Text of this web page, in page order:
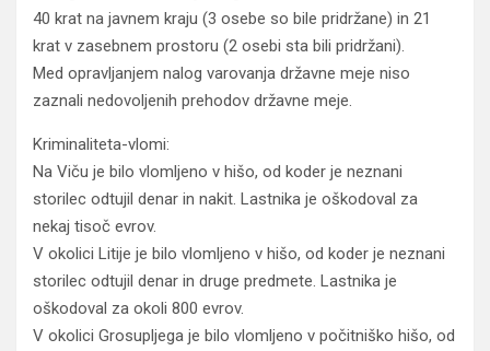
40 krat na javnem kraju (3 osebe so bile pridržane) in 21
krat v zasebnem prostoru (2 osebi sta bili pridržani).
Med opravljanjem nalog varovanja državne meje niso
zaznali nedovoljenih prehodov državne meje.
Kriminaliteta-vlomi:
Na Viču je bilo vlomljeno v hišo, od koder je neznani
storilec odtujil denar in nakit. Lastnika je oškodoval za
nekaj tisoč evrov.
V okolici Litije je bilo vlomljeno v hišo, od koder je neznani
storilec odtujil denar in druge predmete. Lastnika je
oškodoval za okoli 800 evrov.
V okolici Grosupljega je bilo vlomljeno v počitniško hišo, od